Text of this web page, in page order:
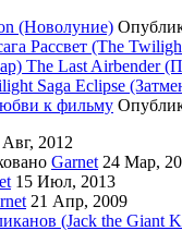
(Новолуние)
Рассвет (The
The Last Airbender
Saga Eclipse
к фильму
2012
Garnet 24 Мар,
15 Июл, 2013
21 Апр, 2009
(Jack the Giant